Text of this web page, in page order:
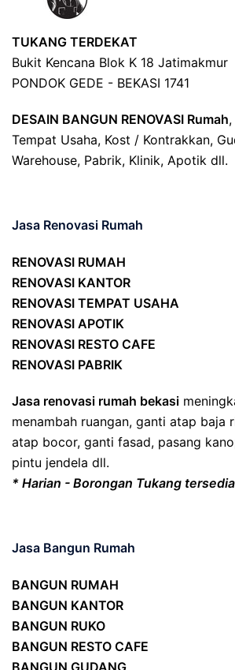
TUKANG TERDEKAT
Bukit Kencana Blok K 18 Jatimakmur
PONDOK GEDE - BEKASI 1741
DESAIN BANGUN RENOVASI Rumah
Tempat Usaha, Kost / Kontrakkan,
Warehouse, Pabrik, Klinik, Apotik dll.
Jasa Renovasi Rumah
RENOVASI RUMAH
RENOVASI KANTOR
RENOVASI TEMPAT USAHA
RENOVASI APOTIK
RENOVASI RESTO CAFE
RENOVASI PABRIK
Jasa renovasi rumah bekasi
menambah ruangan, ganti atap baja
atap bocor, ganti fasad, pasang
pintu jendela dll.
* Harian - Borongan Tukang tersedia
Jasa Bangun Rumah
BANGUN RUMAH
BANGUN KANTOR
BANGUN RUKO
BANGUN RESTO CAFE
BANGUN GUDANG